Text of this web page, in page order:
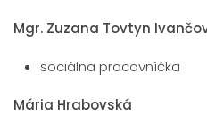
Mgr. Zuzana Tovtyn
sociálna pracovníčka
Mária Hrabovská